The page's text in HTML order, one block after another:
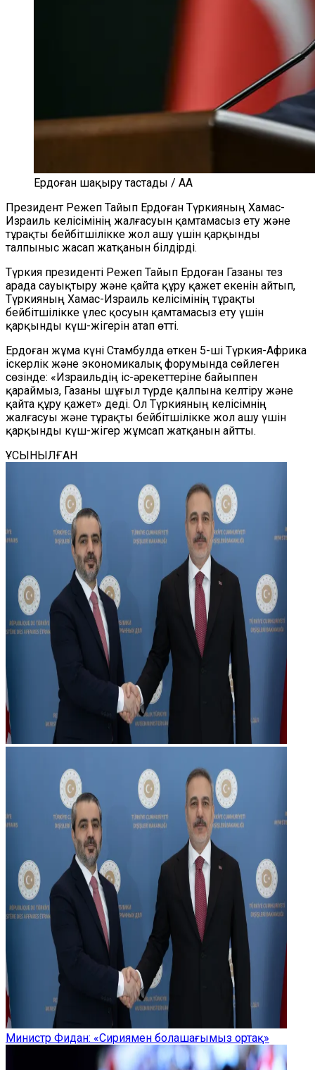
Ердоған шақыру тастады / AA
Президент Режеп Тайып Ердоған Түркияның Хамас-
Израиль келісімінің жалғасуын қамтамасыз ету және
тұрақты бейбітшілікке жол ашу үшін қарқынды
талпыныс жасап жатқанын білдірді.
Түркия президенті Режеп Тайып Ердоған Газаны тез
арада сауықтыру және қайта құру қажет екенін айтып,
Түркияның Хамас-Израиль келісімінің тұрақты
бейбітшілікке үлес қосуын қамтамасыз ету үшін
қарқынды күш-жігерін атап өтті.
Ердоған жұма күні Стамбулда өткен 5-ші Түркия-Африка
іскерлік және экономикалық форумында сөйлеген
сөзінде: «Израильдің іс-әрекеттеріне байыппен
қараймыз, Газаны шұғыл түрде қалпына келтіру және
қайта құру қажет» деді. Ол Түркияның келісімнің
жалғасуы және тұрақты бейбітшілікке жол ашу үшін
қарқынды күш-жігер жұмсап жатқанын айтты.
ҰСЫНЫЛҒАН
Министр Фидан: «Сириямен болашағымыз ортақ»